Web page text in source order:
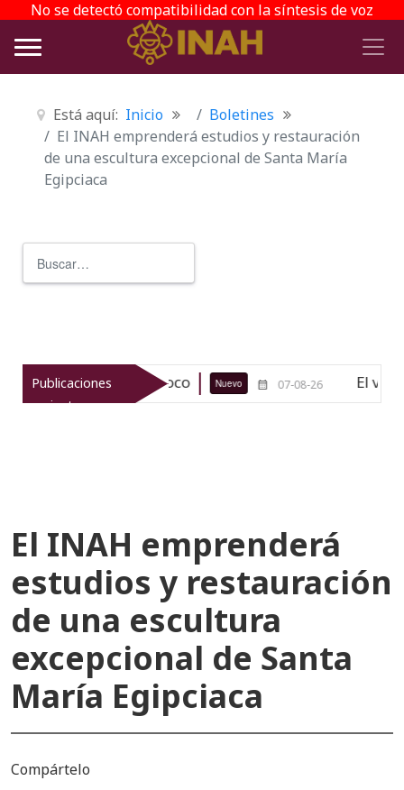
No se detectó compatibilidad con la síntesis de voz
Está aquí: Inicio
Boletines
El INAH emprenderá estudios y restauración
de una escultura excepcional de Santa María
Egipciaca
Publicaciones
recientes
de Texcoco Nuevo 07-08-26 El viaje del
El INAH emprenderá
estudios y restauración
de una escultura
excepcional de Santa
María Egipciaca
Compártelo